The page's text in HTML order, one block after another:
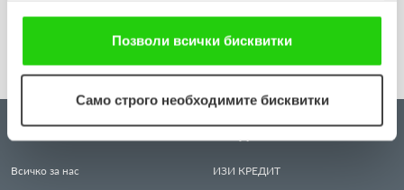
ползването от Ваша страна на услугите им. Ако
продължавате да използвате нашия уебсайт, Вие се
съгласявате с нашите "бисквитки".
Позволи всички бисквитки
Само строго необходимите бисквитки
ЗА НАС
Всичко за нас
КРЕДИТИ
ИЗИ КРЕДИТ